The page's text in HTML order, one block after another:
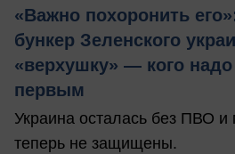
«Важно похоронить
бункер Зеленского
«верхушку» — кого
первым
Украина осталась без ПВО и
теперь не защищены.